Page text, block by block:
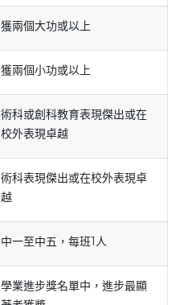
獲兩個大功或以上
獲兩個小功或以上
術科或創科教育表現傑出或在
校外表現卓越
術科表現傑出或在校外表現卓
越
中一至中五，每班1人
學業進步獎名單中，進步最顯